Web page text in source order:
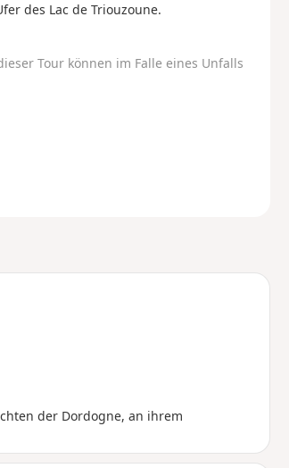
des Lac de Triouzoune.
Tour können im Falle eines Unfalls
der Dordogne, an ihrem